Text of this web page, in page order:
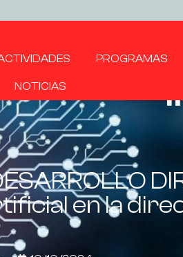
PROGRAMAS
NOTICIAS
en la